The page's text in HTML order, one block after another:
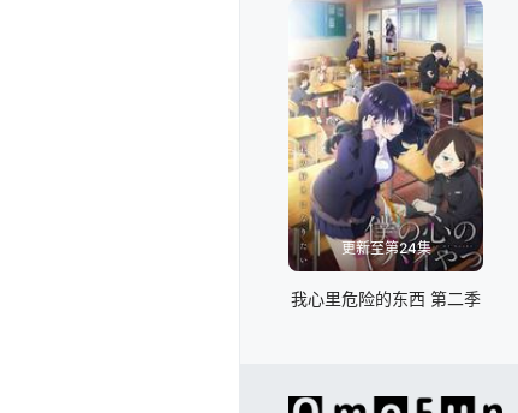
更新至第24集
我心里危险的东西 第二季